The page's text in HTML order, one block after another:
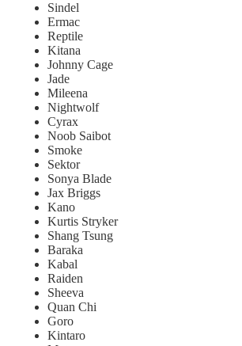
Sindel
Ermac
Reptile
Kitana
Johnny Cage
Jade
Mileena
Nightwolf
Cyrax
Noob Saibot
Smoke
Sektor
Sonya Blade
Jax Briggs
Kano
Kurtis Stryker
Shang Tsung
Baraka
Kabal
Raiden
Sheeva
Quan Chi
Goro
Kintaro